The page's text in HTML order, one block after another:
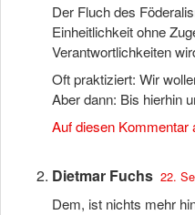
Der Fluch des
Einheitlichkeit ohne
Verantwortlichkeiten
Oft praktiziert: Wir
Aber dann: Bis hierhin
Auf diesen Kommentar
Dietmar Fuchs 22.
Dem, ist nichts mehr